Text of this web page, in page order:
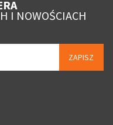
I NOWOŚCIACH
ZAPISZ